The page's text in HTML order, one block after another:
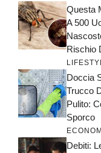
Questa
A 500
Rischio
Doccia
Trucco
Pulito:
Sporco
Debiti: